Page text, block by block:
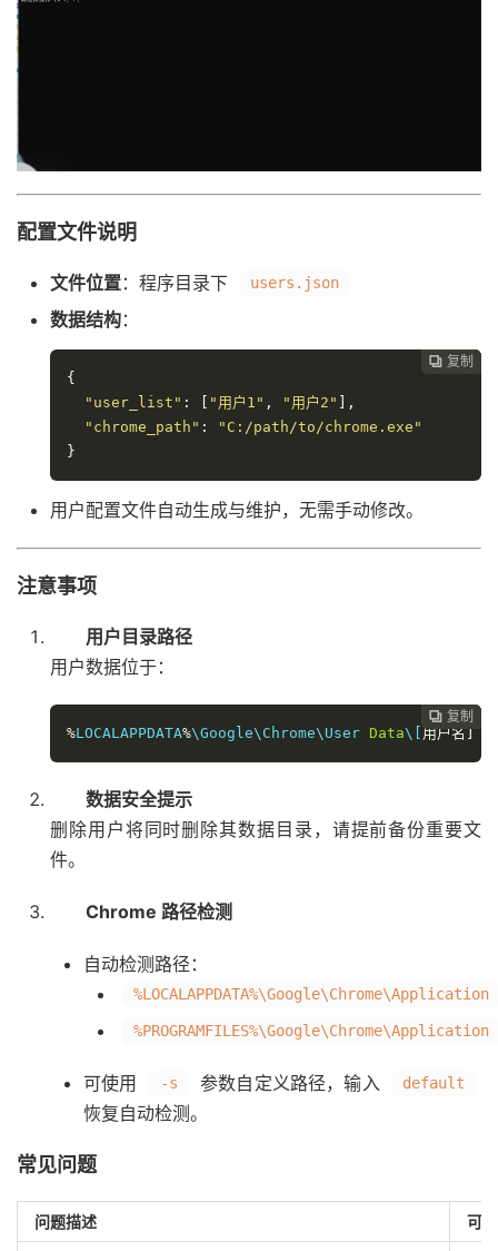
配置文件说明
文件位置：程序目录下 users.json
数据结构：
 复制
 复制
 复制
 复制
{
"user_list" : "用户1" , "用户2"
,
"chrome_path" :
"C:/path/to/chrome.exe"
}
用户配置文件自动生成与维护，无需手动修改。
注意事项
用户目录路径
用户数据位于：
 复制
 复制
 复制
%LOCALAPPDATA%\Google\Chrome\User Data\ 用户名]
数据安全提示
删除用户将同时删除其数据目录，请提前备份重要文
件。
Chrome 路径检测
自动检测路径：
%LOCALAPPDATA%\Google\Chrome\Application
%PROGRAMFILES%\Google\Chrome\Application
可使用 -s 参数自定义路径，输入 default
恢复自动检测。
常见问题
问题描述 可